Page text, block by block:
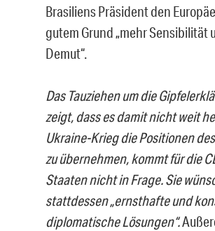
Brasiliens Präsident den
gutem Grund „mehr Sensibilität
Demut“.
Das Tauziehen um die
zeigt, dass es damit nicht weit
Ukraine-Krieg die Positionen
zu übernehmen, kommt für die
Staaten nicht in Frage. Sie
stattdessen „ernsthafte und
diplomatische Lösungen“.